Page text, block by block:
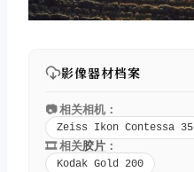
影像器材档案
📷 相关相机：
Zeiss Ikon Contessa 35
🎞️ 相关胶片 ：
Kodak Gold 200